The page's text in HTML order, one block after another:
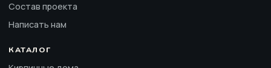
Состав проекта
Написать нам
КАТАЛОГ